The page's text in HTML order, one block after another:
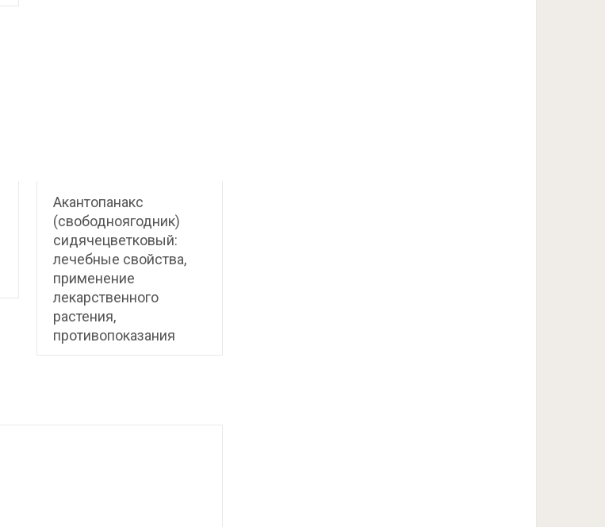
Акантопанакс
(свободноягодник)
сидячецветковый:
лечебные свойства,
применение
лекарственного
растения,
противопоказания